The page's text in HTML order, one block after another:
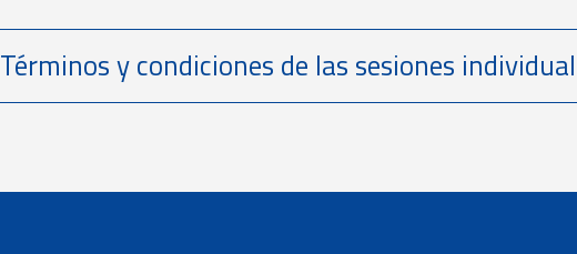
Términos y condiciones de las sesiones